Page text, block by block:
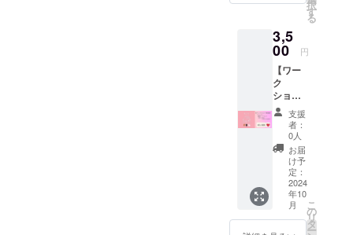
手伝い
加いた
だけま
す。 ・
小学生
以下の
お子様
は参加
費が無
料です
※参加人
数把握
の為、
備考欄
に小学
生以下
のお子
択
す
る
3,5
00 円
【ワー
ク
ショッ
プ参加
券 －A
コー
スー】
▼リ
ターン
内容 ◎
貝殻
アート
づくり
支援
者：
0人
お届
け予
定：
2024
年10
月
こ
の
リ
タ
ー